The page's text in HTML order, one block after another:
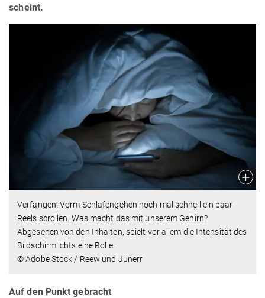
scheint.
Verfangen: Vorm Schlafengehen noch mal schnell ein paar
Reels scrollen. Was macht das mit unserem Gehirn?
Abgesehen von den Inhalten, spielt vor allem die Intensität des
Bildschirmlichts eine Rolle.
© Adobe Stock / Reew und Junerr
Auf den Punkt gebracht